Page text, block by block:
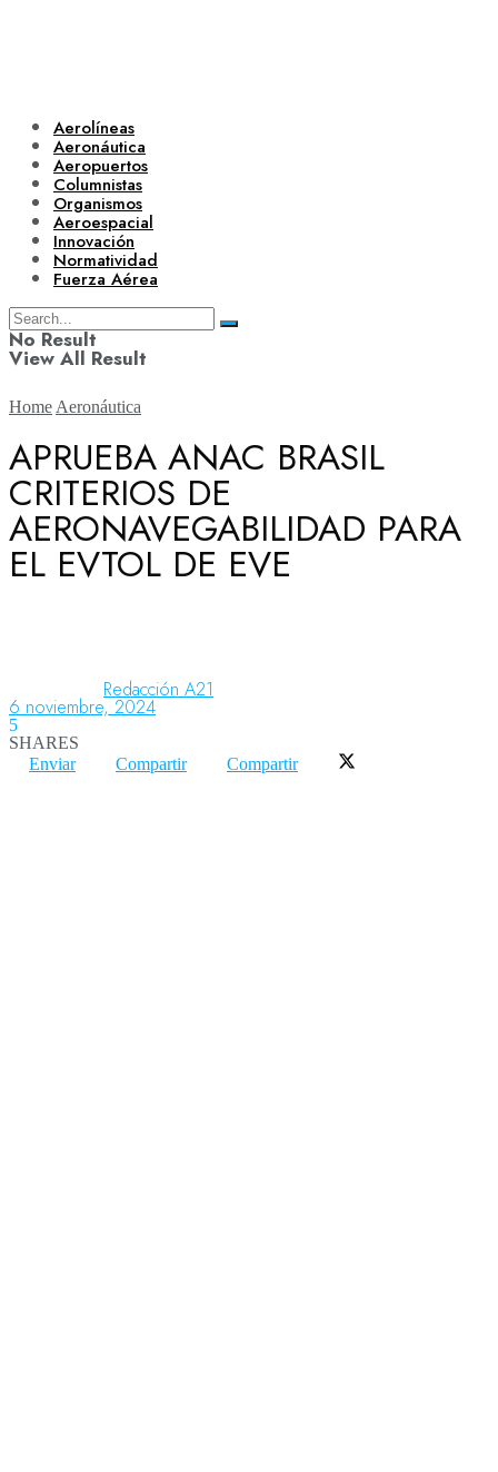
Aerolíneas
Aeronáutica
Aeropuertos
Columnistas
Organismos
Aeroespacial
Innovación
Normatividad
Fuerza Aérea
No Result
View All Result
Aerolíneas
Aeronáutica
Home Aeronáutica
APRUEBA ANAC BRASIL
CRITERIOS DE
AERONAVEGABILIDAD PARA
EL EVTOL DE EVE
Redacción A21
6 noviembre, 2024
5
SHARES
Enviar
Compartir Compartir